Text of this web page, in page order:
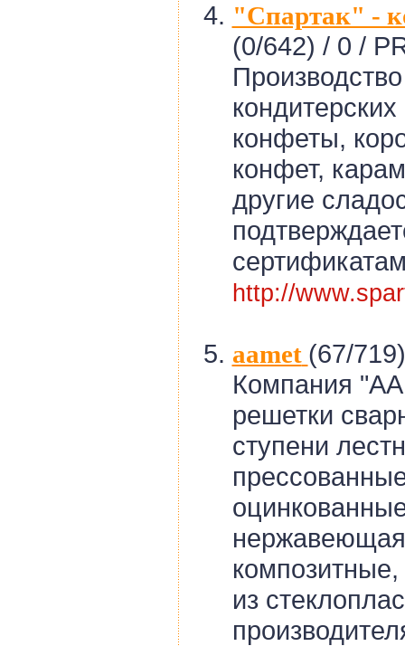
"Спартак" -
(0/642) /0 /
конфеты,
конфет,
другие
http://
aamet (67/
Компания
решетки
ступени
из